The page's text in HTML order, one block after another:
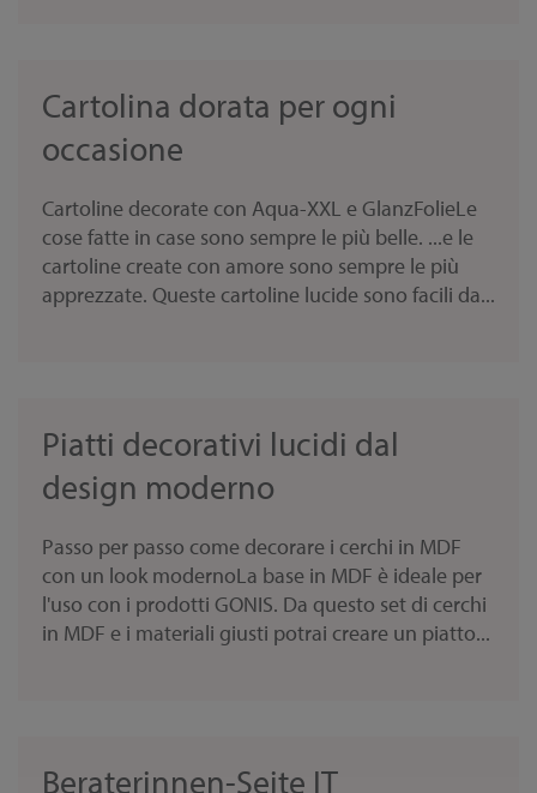
Cartolina dorata per ogni
occasione
Cartoline decorate con Aqua-XXL e GlanzFolieLe
cose fatte in case sono sempre le più belle. ...e le
cartoline create con amore sono sempre le più
apprezzate. Queste cartoline lucide sono facili da...
Piatti decorativi lucidi dal
design moderno
Passo per passo come decorare i cerchi in MDF
con un look modernoLa base in MDF è ideale per
l'uso con i prodotti GONIS. Da questo set di cerchi
in MDF e i materiali giusti potrai creare un piatto...
Beraterinnen-Seite IT